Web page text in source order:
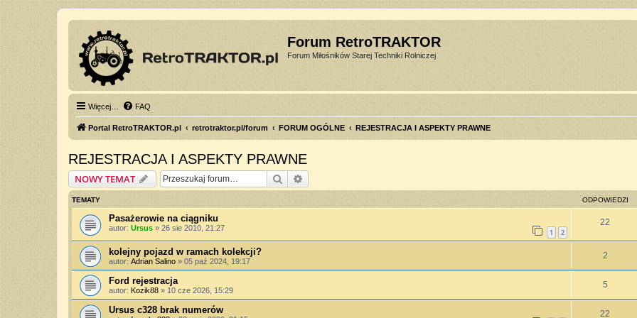
Forum RetroTRAKTOR
Forum Miłośników Starej Techniki Rolniczej
Więcej… FAQ
Portal RetroTRAKTOR.pl retrotraktor.pl/forum FORUM OGÓLNE REJESTRACJA I ASPEKTY PRAWNE
REJESTRACJA I ASPEKTY PRAWNE
NOWY TEMAT Szukaj
TEMATY ODPOWIEDZI
Pasażerowie na ciągniku
autor: Ursus » 26 sie 2010, 21:27 1 2
22
kolejny pojazd w ramach kolekcji?
autor: Adrian Salino » 05 paź 2024, 19:17
2
Ford rejestracja
autor: Kozik88 » 10 cze 2026, 15:29
5
Ursus c328 brak numerów 22